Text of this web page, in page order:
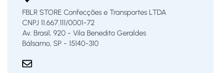
FBLR STORE Confecções e Transportes LTDA
CNPJ 11.667.111/0001-72
Av. Brasil, 920 - Vila Benedito Geraldes
Bálsamo, SP - 15140-310